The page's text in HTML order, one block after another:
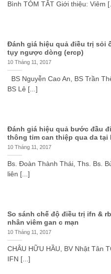
Bình TÓM TẮT Giới thiệu: Viêm
Đánh giá hiệu quả điều trị sỏi
tụy ngược dòng (ercp)
10 Tháng 11, 2017
BS Nguyễn Cao An, BS Trần
BS Lê [...]
Đánh giá hiệu quả bước đầu
thông tim can thiệp qua da tại
10 Tháng 11, 2017
Bs. Đoàn Thành Thái, Ths. Bs.
liên [...]
So sánh chế độ điều trị ifn &
nhân viêm gan c mạn
10 Tháng 11, 2017
CHÂU HỮU HẦU, BV Nhật Tân
IFN [...]